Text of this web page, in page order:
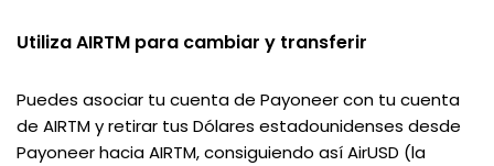
Utiliza AIRTM para cambiar y transferir
Puedes asociar tu cuenta de Payoneer con tu cuenta
de AIRTM y retirar tus Dólares estadounidenses desde
Payoneer hacia AIRTM, consiguiendo así AirUSD (la